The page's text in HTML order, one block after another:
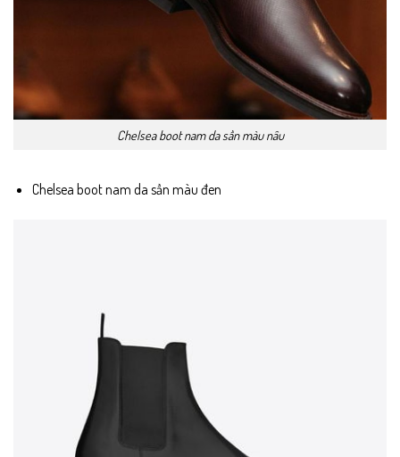
Chelsea boot nam da sần màu nâu
Chelsea boot nam da sần màu đen